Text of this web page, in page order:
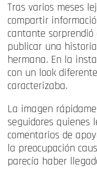
Tras varios meses
compartir
cantante
publicar una
hermana. En la
con un look
caracterizaba.
La imagen
seguidores quienes
comentarios de
la preocupación
parecía haber